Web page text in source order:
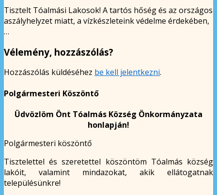
Tisztelt Tóalmási Lakosok! A tartós hőség és az országos
aszályhelyzet miatt, a vízkészleteink védelme érdekében,
…
Vélemény, hozzászólás?
Hozzászólás küldéséhez be kell jelentkezni.
Polgármesteri Köszöntő
Üdvözlöm Önt Tóalmás Község Önkormányzata
honlapján!
Polgármesteri köszöntő
Tisztelettel és szeretettel köszöntöm Tóalmás község
lakóit, valamint mindazokat, akik ellátogatnak
településünkre!